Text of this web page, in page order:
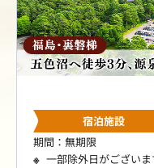
宿泊施設
期間：無期限
一部除外日がございま